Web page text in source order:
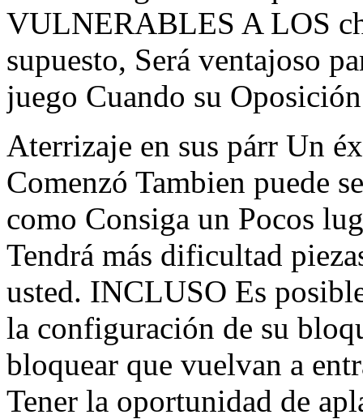
VULNERABLES A LOS
supuesto, Será ventajoso
juego Cuando su
Aterrizaje en sus párr Un
Comenzó Tambien puede
como Consiga un Pocos
Tendrá más dificultad
usted. INCLUSO Es
la configuración de su
bloquear que vuelvan a
Tener la oportunidad de